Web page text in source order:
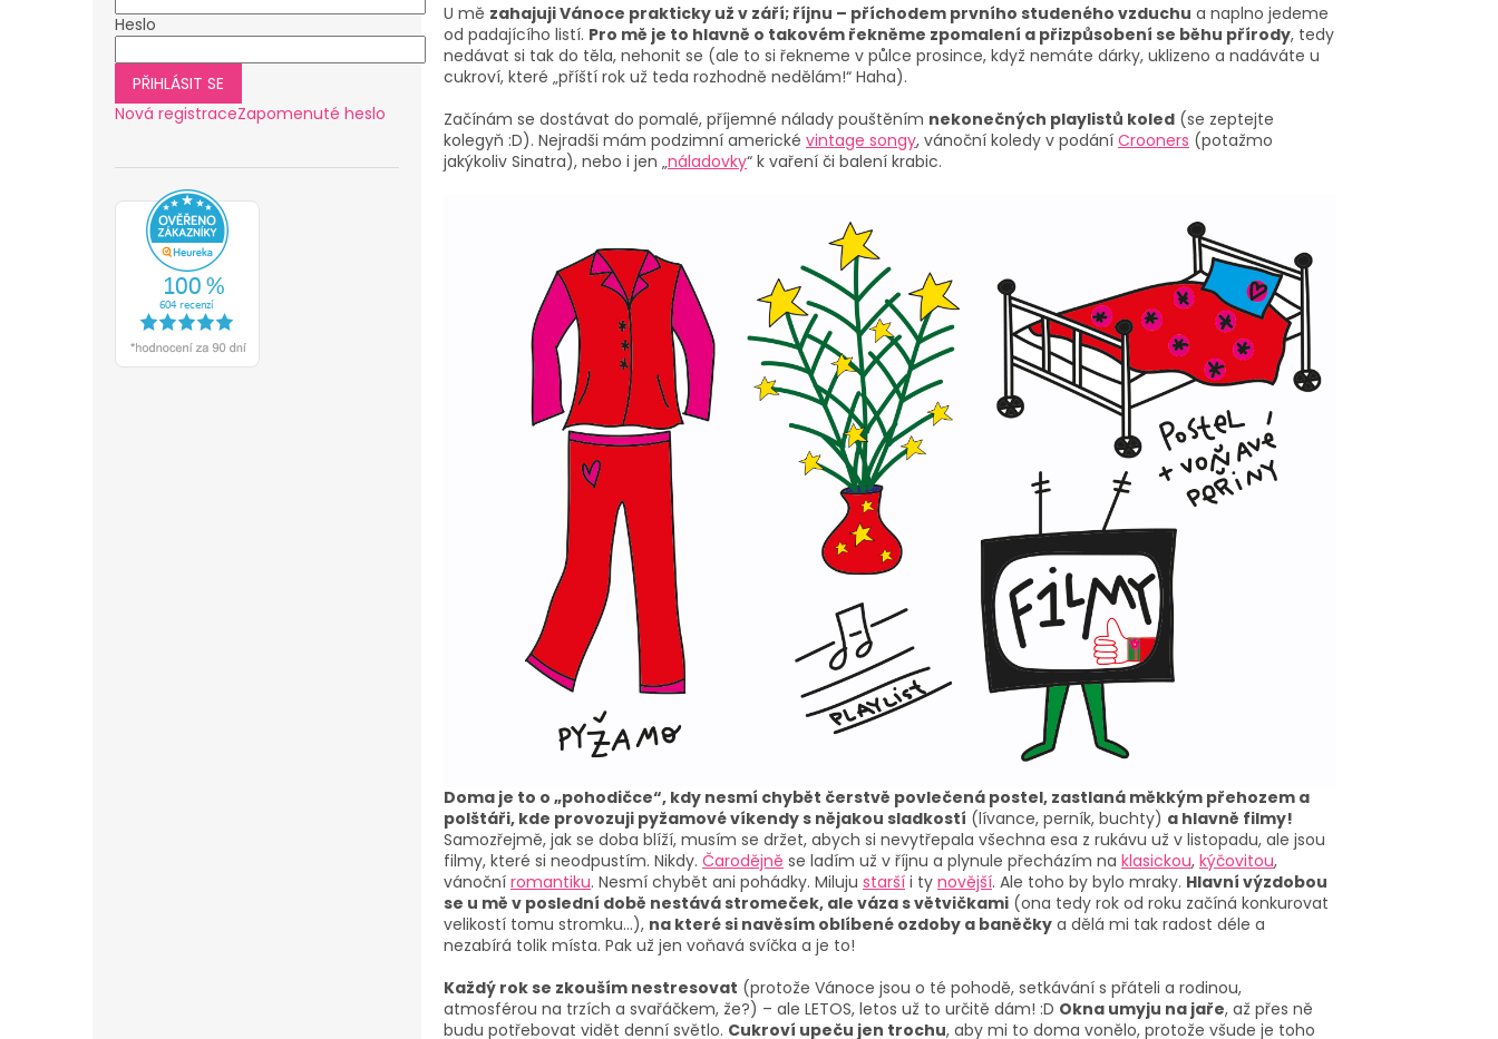
Heslo
PŘIHLÁSIT SE
Nová registraceZapomenuté heslo
U mě zahajuji Vánoce prakticky už v září; říjnu – příchodem prvního studeného vzduchu a naplno jedeme
od padajícího listí. Pro mě je to hlavně o takovém řekněme zpomalení a přizpůsobení se běhu přírody, tedy
nedávat si tak do těla, nehonit se (ale to si řekneme v půlce prosince, když nemáte dárky, uklizeno a nadáváte u
cukroví, které „příští rok už teda rozhodně nedělám!“ Haha).
Začínám se dostávat do pomalé, příjemné nálady pouštěním nekonečných playlistů koled (se zeptejte
kolegyň :D). Nejradši mám podzimní americké vintage songy, vánoční koledy v podání Crooners (potažmo
jakýkoliv Sinatra), nebo i jen „náladovky“ k vaření či balení krabic.
Doma je to o „pohodičce“, kdy nesmí chybět čerstvě povlečená postel, zastlaná měkkým přehozem a
polštáři, kde provozuji pyžamové víkendy s nějakou sladkostí (lívance, perník, buchty) a hlavně filmy!
Samozřejmě, jak se doba blíží, musím se držet, abych si nevytřepala všechna esa z rukávu už v listopadu, ale jsou
filmy, které si neodpustím. Nikdy. Čarodějně se ladím už v říjnu a plynule přecházím na klasickou, kýčovitou,
vánoční romantiku. Nesmí chybět ani pohádky. Miluju starší i ty novější. Ale toho by bylo mraky. Hlavní výzdobou
se u mě v poslední době nestává stromeček, ale váza s větvičkami (ona tedy rok od roku začíná konkurovat
velikostí tomu stromku…), na které si navěsím oblíbené ozdoby a baněčky a dělá mi tak radost déle a
nezabírá tolik místa. Pak už jen voňavá svíčka a je to!
Každý rok se zkouším nestresovat (protože Vánoce jsou o té pohodě, setkávání s přáteli a rodinou,
atmosférou na trzích a svařáčkem, že?) – ale LETOS, letos už to určitě dám! :D Okna umyju na jaře, až přes ně
budu potřebovat vidět denní světlo. Cukroví upeču jen trochu, aby mi to doma vonělo, protože všude je toho